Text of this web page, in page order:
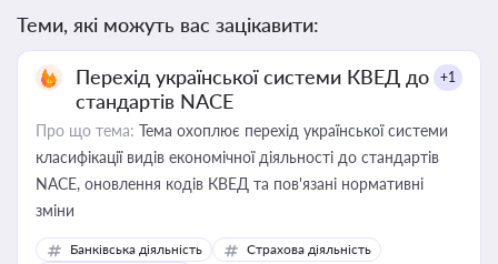
Теми, які можуть вас зацікавити:
Перехід української системи КВЕД до
стандартів NACE
+1
Про що тема: Тема охоплює перехід української системи
класифікації видів економічної діяльності до стандартів
NACE, оновлення кодів КВЕД та пов'язані нормативні
зміни
Банківська діяльність
Страхова діяльність